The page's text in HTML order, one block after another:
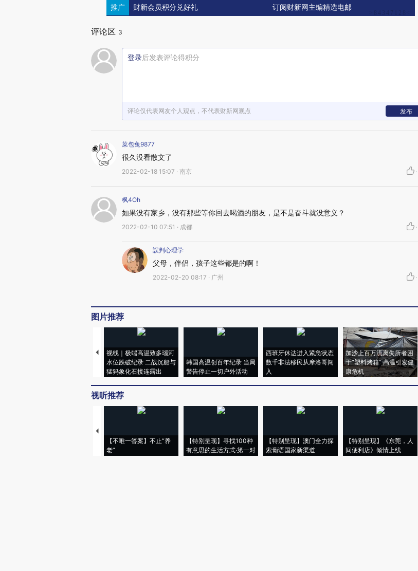
推广 财新会员积分兑好礼 订阅财新网主编精选电邮
评论区 3
登录后发表评论得积分
评论仅代表网友个人观点，不代表财新网观点 发布
菜包兔9877
很久没看散文了
2022-02-18 15:07 · 南京 ·
枫4Oh
如果没有家乡，没有那些等你回去喝酒的朋友，是不是奋斗就没意义？
2022-02-10 07:51 · 成都 ·
誤判心理学
父母，伴侣，孩子这些都是的啊！
2022-02-20 08:17 · 广州 ·
图片推荐
视线｜极端高温致多瑙河
水位跌破纪录 二战沉船与
猛犸象化石接连露出
韩国高温创百年纪录 当局
警告停止一切户外活动
西班牙休达进入紧急状态
数千非法移民从摩洛哥闯
入
加沙上百万流离失所者困
于“塑料烤箱” 高温引发健
康危机
视听推荐
【不唯一答案】不止“养
老”
【特别呈现】寻找100种
有意思的生活方式·第一对
【特别呈现】澳门全力探
索葡语国家新渠道
【特别呈现】《东莞，人
间便利店》倾情上线